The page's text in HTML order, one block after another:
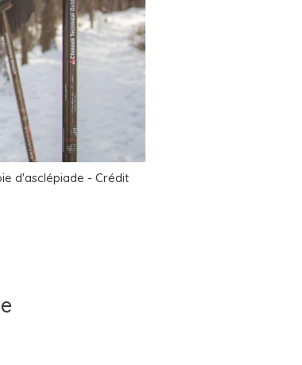
d'asclépiade - Crédit